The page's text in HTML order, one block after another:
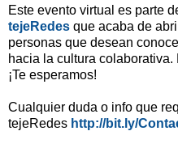
Este evento virtual es parte
tejeRedes que acaba de
personas que desean
hacia la cultura
¡Te esperamos!
Cualquier duda o info que
tejeRedes http://bit.ly/